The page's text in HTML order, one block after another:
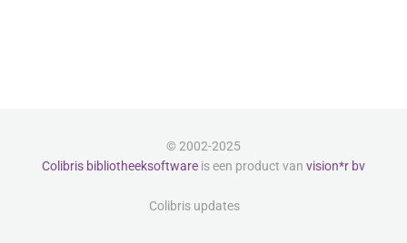
© 2002-2025
Colibris bibliotheeksoftware is een product van vision*r bv
Colibris updates